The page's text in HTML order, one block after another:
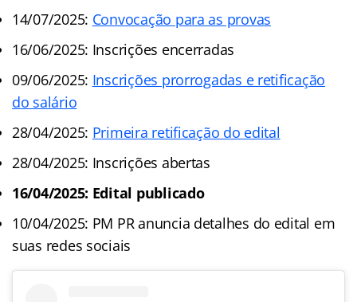
14/07/2025: Convocação para as provas
16/06/2025: Inscrições encerradas
09/06/2025: Inscrições prorrogadas e retificação
do salário
28/04/2025: Primeira retificação do edital
28/04/2025: Inscrições abertas
16/04/2025: Edital publicado
10/04/2025: PM PR anuncia detalhes do edital em
suas redes sociais